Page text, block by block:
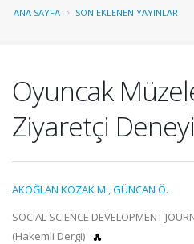
ANA SAYFA SON EKLENEN YAYINLAR
Oyuncak
Ziyaretçi
AKOĞLAN KOZAK M.,GÜNCAN Ö.
SOCIAL SCIENCE DEVELOPMENT
(Hakemli Dergi)